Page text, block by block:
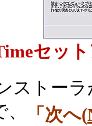
セッ
ストー
「次へ(